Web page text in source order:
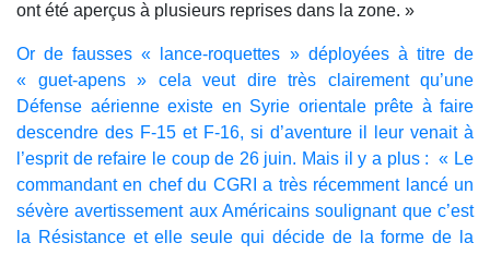
ont été aperçus à plusieurs reprises dans la zone. »
Or de fausses « lance-roquettes » déployées à titre de
« guet-apens » cela veut dire très clairement qu’une
Défense aérienne existe en Syrie orientale prête à faire
descendre des F-15 et F-16, si d’aventure il leur venait à
l’esprit de refaire le coup de 26 juin. Mais il y a plus : « Le
commandant en chef du CGRI a très récemment lancé un
sévère avertissement aux Américains soulignant que c’est
la Résistance et elle seule qui décide de la forme de la